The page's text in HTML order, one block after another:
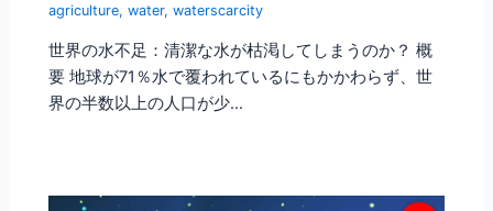
agriculture,water,waterscarcity
世界の水不足：清潔な水が枯渇してしまうのか？ 概
要 地球が71％水で覆われているにもかかわらず、世
界の半数以上の人口が少…